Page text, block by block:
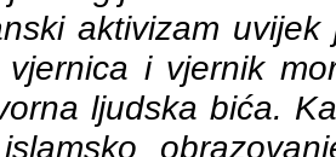
aktivizam
i vjernik
ljudska bića.